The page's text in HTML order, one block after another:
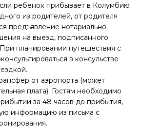
ребенок прибывает в Колумбию
из родителей, от родителя
предъявление нотариально
на выезд, подписанного
планировании путешествия с
в консульстве
от аэропорта (может
плата). Гостям необходимо
за 48 часов до прибытия,
информацию из письма с